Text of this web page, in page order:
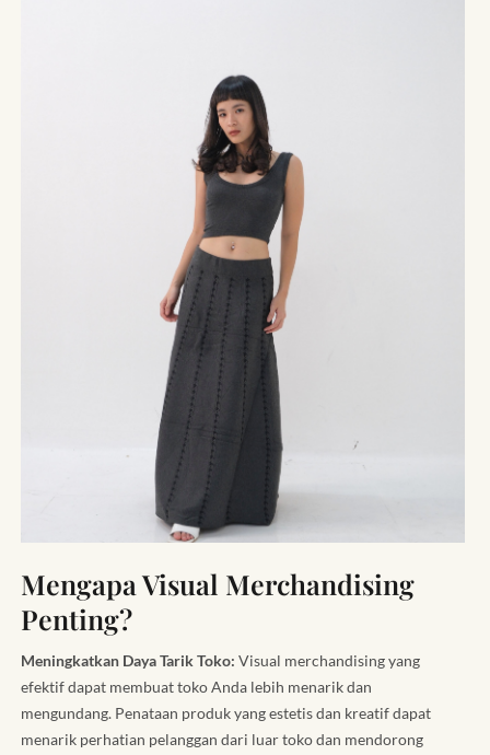
Mengapa Visual Merchandising
Penting?
Meningkatkan Daya Tarik Toko: Visual merchandising yang
efektif dapat membuat toko Anda lebih menarik dan
mengundang. Penataan produk yang estetis dan kreatif dapat
menarik perhatian pelanggan dari luar toko dan mendorong